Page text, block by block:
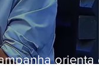
orienta e